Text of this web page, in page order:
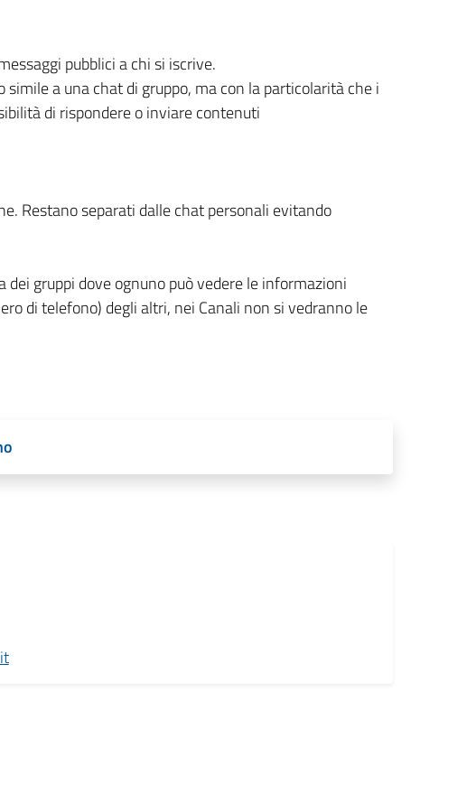
pubblici a chi si iscrive.
a una chat di gruppo, ma con la particolarità che i
di rispondere o inviare contenuti
Restano separati dalle chat personali evitando
dei gruppi dove ognuno può vedere le informazioni
di telefono) degli altri, nei Canali non si vedranno le